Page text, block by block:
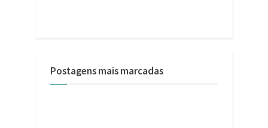
Postagens mais marcadas